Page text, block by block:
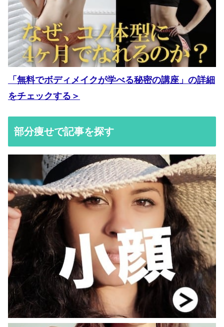
「無料でボディメイクが学べる秘密の講座」の詳細
をチェックする＞
部分痩せで記事を探す